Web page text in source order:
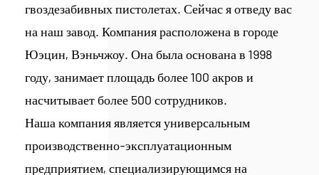
гвоздезабивных пистолетах. Сейчас я отведу вас
на наш завод. Компания расположена в городе
Юэцин, Вэньчжоу. Она была основана в 1998
году, занимает площадь более 100 акров и
насчитывает более 500 сотрудников.
Наша компания является универсальным
производственно-эксплуатационным
предприятием, специализирующимся на